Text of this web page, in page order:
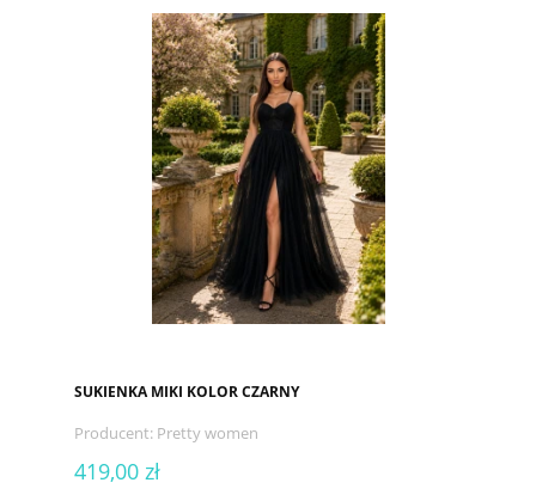
SUKIENKA MIKI KOLOR CZARNY
Producent: Pretty women
419,00 zł